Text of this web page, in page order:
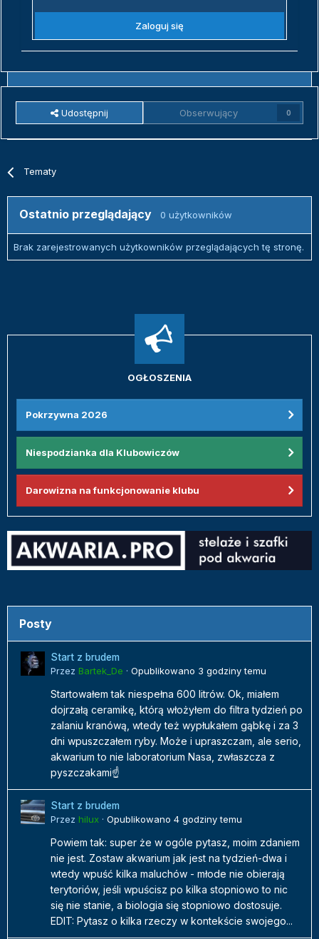
Zaloguj się
Udostępnij Obserwujący 0
Tematy
Ostatnio przeglądający 0 użytkowników
Brak zarejestrowanych użytkowników przeglądających tę stronę.
OGŁOSZENIA
Pokrzywna 2026
Niespodzianka dla Klubowiczów
Darowizna na funkcjonowanie klubu
Posty
Start z brudem
Przez Bartek_De · Opublikowano 3 godziny temu
Startowałem tak niespełna 600 litrów. Ok, miałem
dojrzałą ceramikę, którą włożyłem do filtra tydzień po
zalaniu kranówą, wtedy też wypłukałem gąbkę i za 3
dni wpuszczałem ryby. Może i upraszczam, ale serio,
akwarium to nie laboratorium Nasa, zwłaszcza z
pyszczakami☝️
Start z brudem
Przez hilux · Opublikowano 4 godziny temu
Powiem tak: super że w ogóle pytasz, moim zdaniem
nie jest. Zostaw akwarium jak jest na tydzień-dwa i
wtedy wpuść kilka maluchów - młode nie obierają
terytoriów, jeśli wpuścisz po kilka stopniowo to nic
się nie stanie, a biologia się stopniowo dostosuje.
EDIT: Pytasz o kilka rzeczy w kontekście swojego...